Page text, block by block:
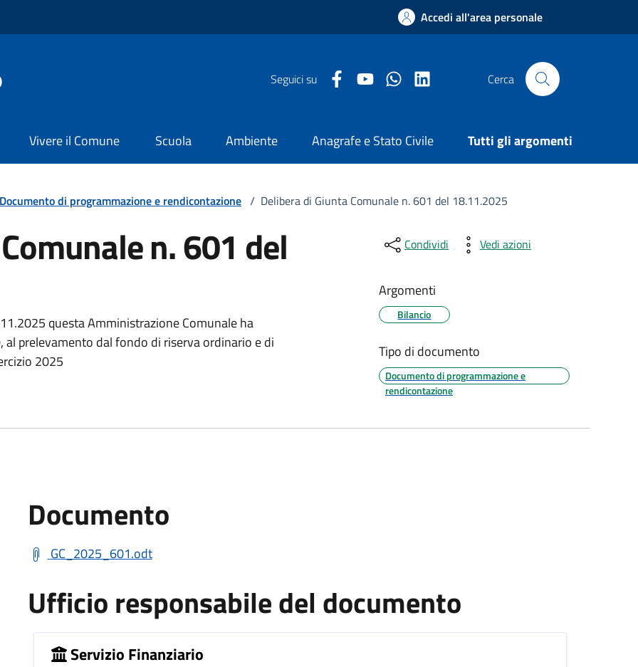
Accedi all'area personale
Seguici su Facebook Comune di Arezzo
Youtube Comune di Arezzo
Twitter Comune di Arezzo
LinkedIn Comune di Arezzo
Cerca
Vivere il Comune Scuola Ambiente Anagrafe e Stato Civile Tutti gli argomenti
Documento di programmazione e rendicontazione / Delibera di Giunta Comunale n. 601 del 18.11.2025
n. 601 del
questa Amministrazione Comunale ha
prelevamento dal fondo di riserva ordinario e di
2025
Condividi Vedi azioni
Argomenti
Bilancio
Tipo di documento
Documento di programmazione e
rendicontazione
Documento
GC_2025_601.odt
Ufficio responsabile del documento
Servizio Finanziario